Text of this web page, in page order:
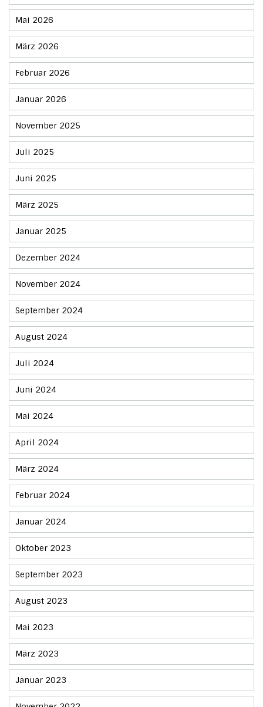
Mai 2026
März 2026
Februar 2026
Januar 2026
November 2025
Juli 2025
Juni 2025
März 2025
Januar 2025
Dezember 2024
November 2024
September 2024
August 2024
Juli 2024
Juni 2024
Mai 2024
April 2024
März 2024
Februar 2024
Januar 2024
Oktober 2023
September 2023
August 2023
Mai 2023
März 2023
Januar 2023